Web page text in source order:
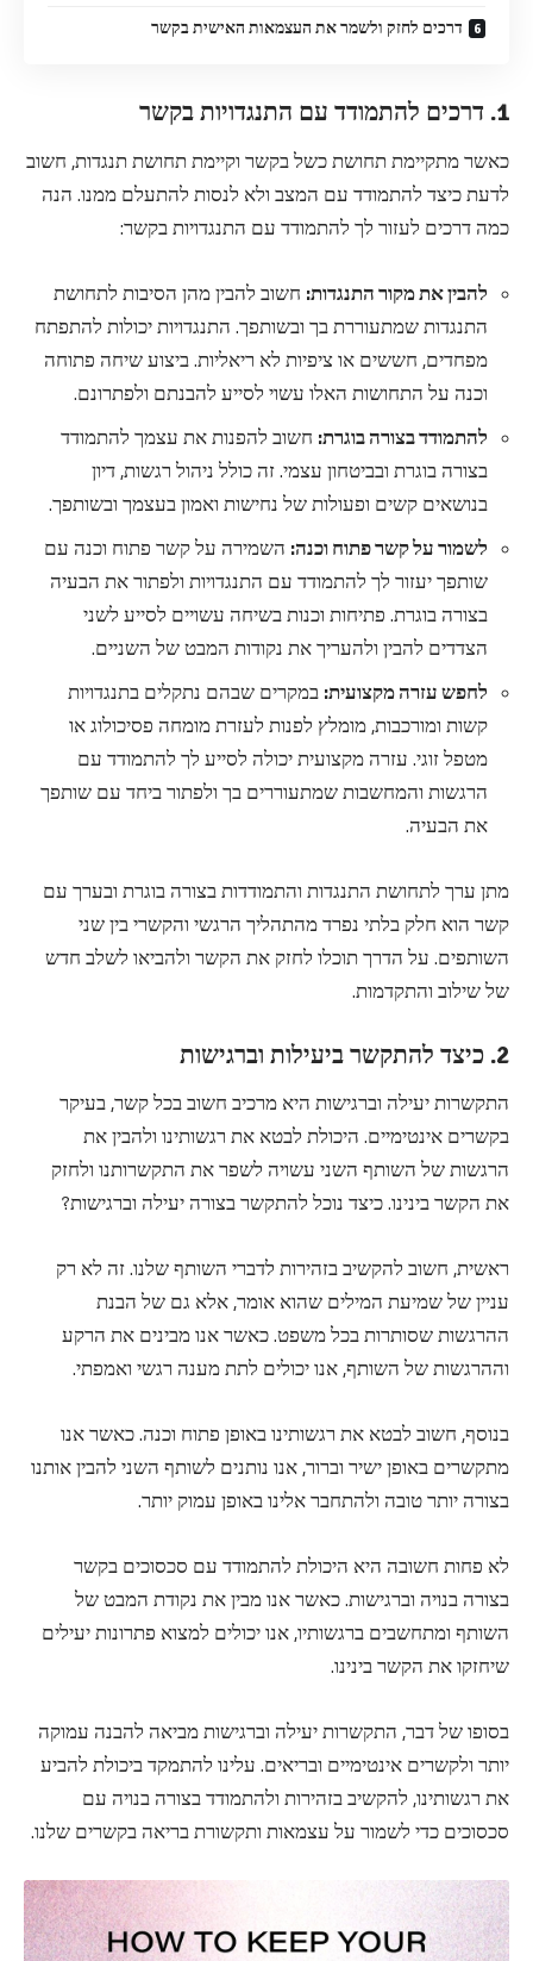
דרכים לחזק ולשמר את העצמאות האישית בקשר
1. דרכים להתמודד עם התנגדויות בקשר
כאשר מתקיימת תחושת כשל בקשר וקיימת תחושת תנגדות, חשוב
לדעת כיצד להתמודד עם המצב ולא לנסות להתעלם ממנו. הנה
כמה דרכים לעזור לך להתמודד עם התנגדויות בקשר:
להבין את מקור התנגדות: חשוב להבין מהן הסיבות לתחושת
התנגדות שמתעוררת בך ובשותפך. התנגדויות יכולות להתפתח
מפחדים, חששים או ציפיות לא ריאליות. ביצוע שיחה פתוחה
וכנה על התחושות האלו עשוי לסייע להבנתם ולפתרונם.
להתמודד בצורה בוגרת: חשוב להפנות את עצמך להתמודד
בצורה בוגרת ובביטחון עצמי. זה כולל ניהול רגשות, דיון
בנושאים קשים ופעולות של נחישות ואמון בעצמך ובשותפך.
לשמור על קשר פתוח וכנה: השמירה על קשר פתוח וכנה עם
שותפך יעזור לך להתמודד עם התנגדויות ולפתור את הבעיה
בצורה בוגרת. פתיחות וכנות בשיחה עשויים לסייע לשני
הצדדים להבין ולהעריך את נקודות המבט של השניים.
לחפש עזרה מקצועית: במקרים שבהם נתקלים בתנגדויות
קשות ומורכבות, מומלץ לפנות לעזרת מומחה פסיכולוג או
מטפל זוגי. עזרה מקצועית יכולה לסייע לך להתמודד עם
הרגשות והמחשבות שמתעוררים בך ולפתור ביחד עם שותפך
את הבעיה.
מתן ערך לתחושת התנגדות והתמודדות בצורה בוגרת ובערך עם
קשר הוא חלק בלתי נפרד מהתהליך הרגשי והקשרי בין שני
השותפים. על הדרך תוכלו לחזק את הקשר ולהביאו לשלב חדש
של שילוב והתקדמות.
2. כיצד להתקשר ביעילות וברגישות
התקשרות יעילה וברגישות היא מרכיב חשוב בכל קשר, בעיקר
בקשרים אינטימיים. היכולת לבטא את רגשותינו ולהבין את
הרגשות של השותף השני עשויה לשפר את התקשרותנו ולחזק
את הקשר בינינו. כיצד נוכל להתקשר בצורה יעילה וברגישות?
ראשית, חשוב להקשיב בזהירות לדברי השותף שלנו. זה לא רק
עניין של שמיעת המילים שהוא אומר, אלא גם של הבנת
ההרגשות שסותרות בכל משפט. כאשר אנו מבינים את הרקע
וההרגשות של השותף, אנו יכולים לתת מענה רגשי ואמפתי.
בנוסף, חשוב לבטא את רגשותינו באופן פתוח וכנה. כאשר אנו
מתקשרים באופן ישיר וברור, אנו נותנים לשותף השני להבין אותנו
בצורה יותר טובה ולהתחבר אלינו באופן עמוק יותר.
לא פחות חשובה היא היכולת להתמודד עם סכסוכים בקשר
בצורה בנויה וברגישות. כאשר אנו מבין את נקודת המבט של
השותף ומתחשבים ברגשותיו, אנו יכולים למצוא פתרונות יעילים
שיחזקו את הקשר בינינו.
בסופו של דבר, התקשרות יעילה וברגישות מביאה להבנה עמוקה
יותר ולקשרים אינטימיים ובריאים. עלינו להתמקד ביכולת להביע
את רגשותינו, להקשיב בזהירות ולהתמודד בצורה בנויה עם
סכסוכים כדי לשמור על עצמאות ותקשורת בריאה בקשרים שלנו.